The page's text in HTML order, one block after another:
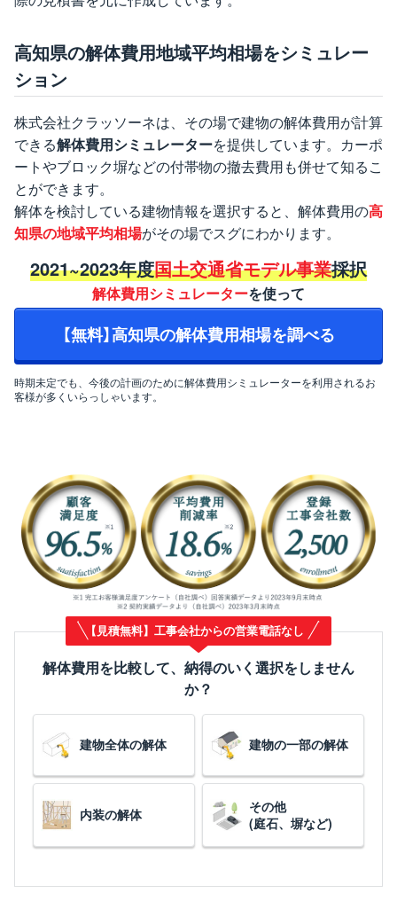
高知県の解体費用地域平均相場をシミュレー
ション
株式会社クラッソーネは、その場で建物の解体費用が計算
できる解体費用シミュレーターを提供しています。カーポ
ートやブロック塀などの付帯物の撤去費用も併せて知るこ
とができます。
解体を検討している建物情報を選択すると、解体費用の高
知県の地域平均相場がその場でスグにわかります。
2021~2023年度国土交通省モデル事業採択
解体費用シミュレーターを使って
【無料】高知県の解体費用相場を調べる
時期未定でも、今後の計画のために解体費用シミュレーターを利用されるお
客様が多くいらっしゃいます。
【見積無料】工事会社からの営業電話なし
解体費用を比較して、納得のいく選択をしません
か？
建物全体の解体 建物の一部の解体
内装の解体
その他
(庭石、塀など)